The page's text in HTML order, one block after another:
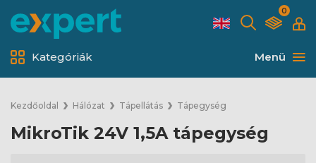
0
Menü
Kategóriák
Kezdőoldal Hálózat Tápellátás Tápegység
MikroTik 24V 1,5A tápegység